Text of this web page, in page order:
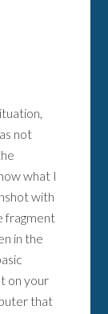
not
what I
with
fragment
in the
on your
that